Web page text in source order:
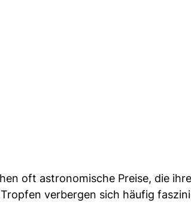
oft astronomische Preise, die
verbergen sich häufig